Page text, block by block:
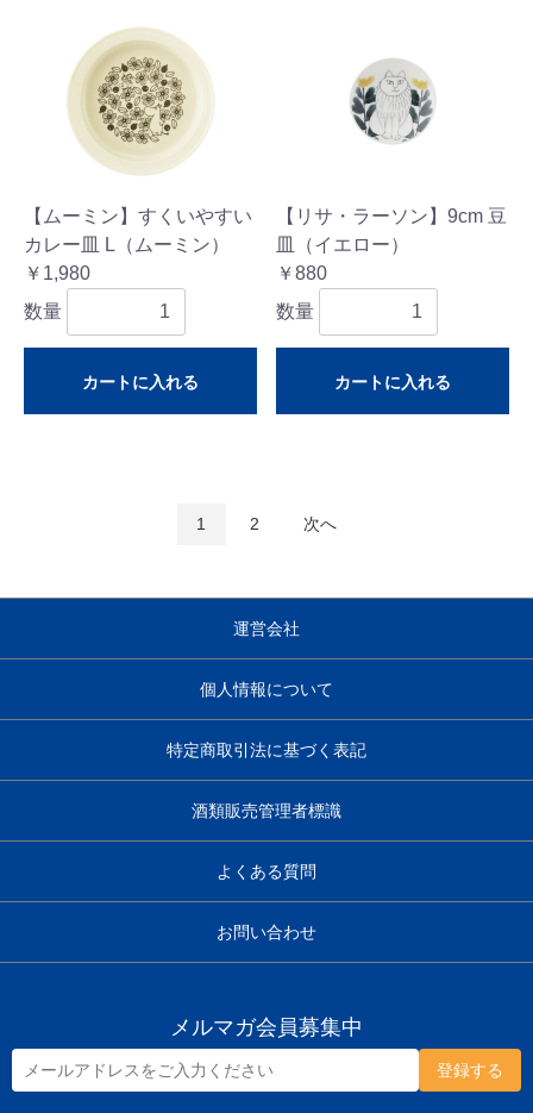
【ムーミン】すくいやすい
カレー皿 L（ムーミン）
￥1,980
数量
カートに入れる
【リサ・ラーソン】9cm 豆
皿（イエロー）
￥880
数量
カートに入れる
1 2 次へ
運営会社
個人情報について
特定商取引法に基づく表記
酒類販売管理者標識
よくある質問
お問い合わせ
メルマガ会員募集中